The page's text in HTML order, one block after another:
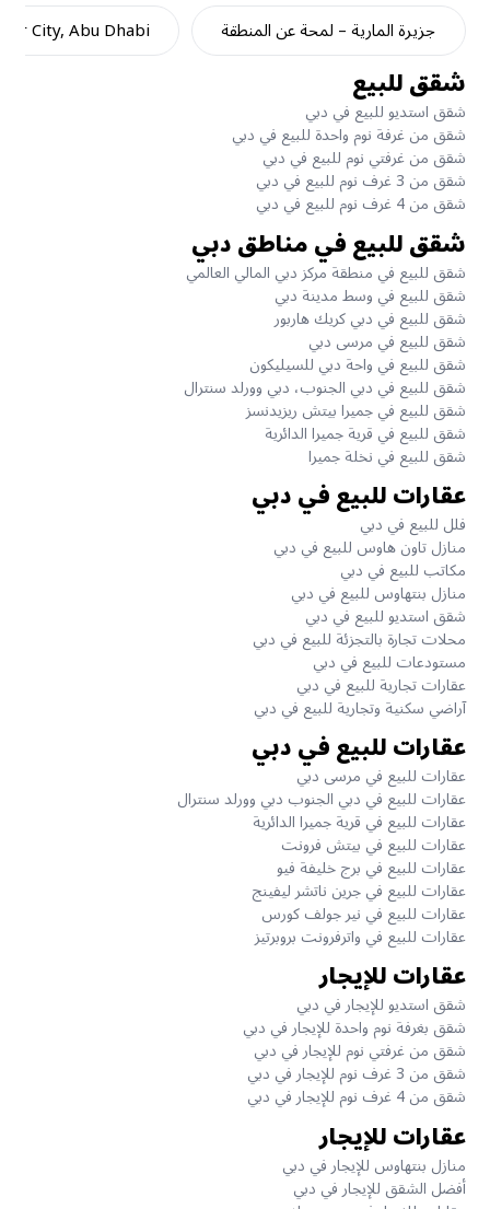
جزيرة المارية – لمحة عن المنطقة City, Abu Dhabi
شقق للبيع
شقق استديو للبيع في دبي
شقق من غرفة نوم واحدة للبيع في دبي
شقق من غرفتي نوم للبيع في دبي
شقق من 3 غرف نوم للبيع في دبي
شقق من 4 غرف نوم للبيع في دبي
شقق للبيع في مناطق دبي
شقق للبيع في منطقة مركز دبي المالي العالمي
شقق للبيع في وسط مدينة دبي
شقق للبيع في دبي كريك هاربور
شقق للبيع في مرسى دبي
شقق للبيع في واحة دبي للسيليكون
شقق للبيع في دبي الجنوب، دبي وورلد سنترال
شقق للبيع في جميرا بيتش ريزيدنسز
شقق للبيع في قرية جميرا الدائرية
شقق للبيع في نخلة جميرا
عقارات للبيع في دبي
فلل للبيع في دبي
منازل تاون هاوس للبيع في دبي
مكاتب للبيع في دبي
منازل بنتهاوس للبيع في دبي
شقق استديو للبيع في دبي
محلات تجارة بالتجزئة للبيع في دبي
مستودعات للبيع في دبي
عقارات تجارية للبيع في دبي
آراضي سكنية وتجارية للبيع في دبي
عقارات للبيع في دبي
عقارات للبيع في مرسى دبي
عقارات للبيع في دبي الجنوب دبي وورلد سنترال
عقارات للبيع في قرية جميرا الدائرية
عقارات للبيع في بيتش فرونت
عقارات للبيع في برج خليفة فيو
عقارات للبيع في جرين ناتشر ليفينج
عقارات للبيع في نير جولف كورس
عقارات للبيع في واترفرونت بروبرتيز
عقارات للإيجار
شقق استديو للإيجار في دبي
شقق بغرفة نوم واحدة للإيجار في دبي
شقق من غرفتي نوم للإيجار في دبي
شقق من 3 غرف نوم للإيجار في دبي
شقق من 4 غرف نوم للإيجار في دبي
عقارات للإيجار
منازل بنتهاوس للإيجار في دبي
أفضل الشقق للإيجار في دبي